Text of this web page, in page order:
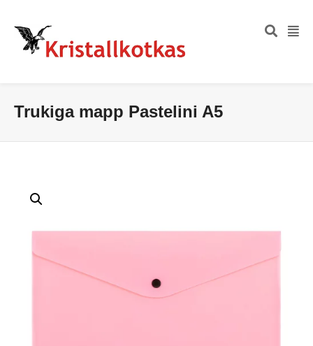
Trukiga mapp Pastelini A5